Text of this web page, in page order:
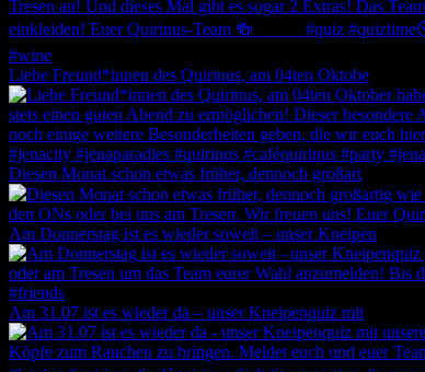
Liebe Freund*innen des Quirinus, am 04ten Oktobe
Diesen Monat schon etwas früher, dennoch großart
Am Donnerstag ist es wieder soweit – unser Kneipen
Am 31.07 ist es wieder da – unser Kneipenquiz mit